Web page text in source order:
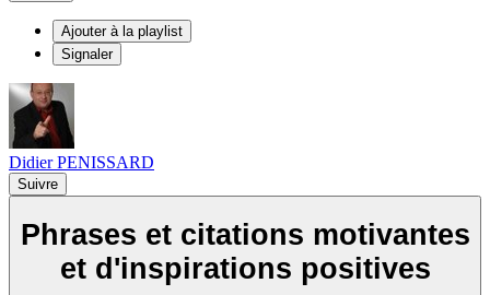
Ajouter à la playlist
Signaler
Didier PENISSARD
Suivre
Phrases et citations motivantes
et d'inspirations positives